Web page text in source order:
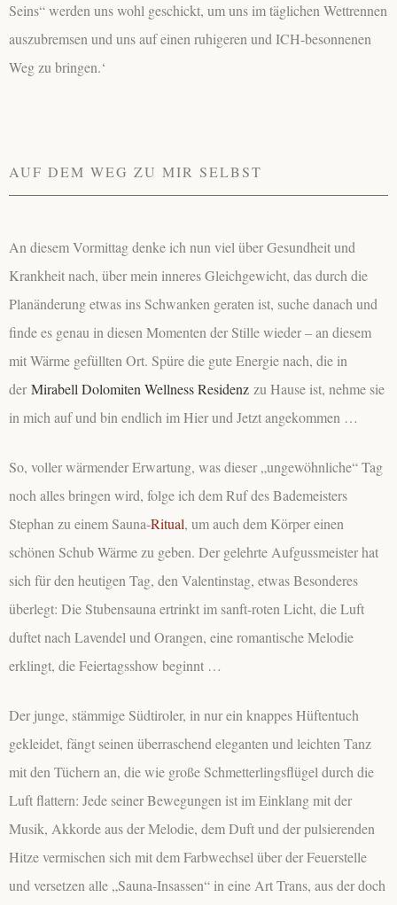
Seins“ werden uns wohl geschickt, um uns im täglichen Wettrennen
auszubremsen und uns auf einen ruhigeren und ICH-besonnenen
Weg zu bringen.‘
AUF DEM WEG ZU MIR SELBST
An diesem Vormittag denke ich nun viel über Gesundheit und
Krankheit nach, über mein inneres Gleichgewicht, das durch die
Planänderung etwas ins Schwanken geraten ist, suche danach und
finde es genau in diesen Momenten der Stille wieder – an diesem
mit Wärme gefüllten Ort. Spüre die gute Energie nach, die in
derMirabell Dolomiten Wellness Residenz zu Hause ist, nehme sie
in mich auf und bin endlich im Hier und Jetzt angekommen …
So, voller wärmender Erwartung, was dieser „ungewöhnliche“ Tag
noch alles bringen wird, folge ich dem Ruf des Bademeisters
Stephan zu einem Sauna-Ritual, um auch dem Körper einen
schönen Schub Wärme zu geben. Der gelehrte Aufgussmeister hat
sich für den heutigen Tag, den Valentinstag, etwas Besonderes
überlegt: Die Stubensauna ertrinkt im sanft-roten Licht, die Luft
duftet nach Lavendel und Orangen, eine romantische Melodie
erklingt, die Feiertagsshow beginnt …
Der junge, stämmige Südtiroler, in nur ein knappes Hüftentuch
gekleidet, fängt seinen überraschend eleganten und leichten Tanz
mit den Tüchern an, die wie große Schmetterlingsflügel durch die
Luft flattern: Jede seiner Bewegungen ist im Einklang mit der
Musik, Akkorde aus der Melodie, dem Duft und der pulsierenden
Hitze vermischen sich mit dem Farbwechsel über der Feuerstelle
und versetzen alle „Sauna-Insassen“ in eine Art Trans, aus der doch